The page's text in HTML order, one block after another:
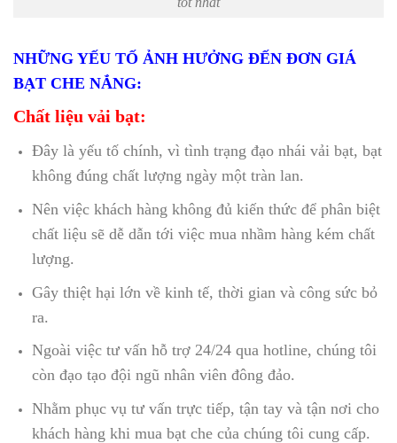
NHỮNG YẾU TỐ ẢNH HƯỞNG ĐẾN ĐƠN GIÁ
BẠT CHE NẮNG:
Chất liệu vải bạt:
Đây là yếu tố chính, vì tình trạng đạo nhái vải bạt, bạt
không đúng chất lượng ngày một tràn lan.
Nên việc khách hàng không đủ kiến thức để phân biệt
chất liệu sẽ dễ dẫn tới việc mua nhầm hàng kém chất
lượng.
Gây thiệt hại lớn về kinh tế, thời gian và công sức bỏ
ra.
Ngoài việc tư vấn hỗ trợ 24/24 qua hotline, chúng tôi
còn đạo tạo đội ngũ nhân viên đông đảo.
Nhằm phục vụ tư vấn trực tiếp, tận tay và tận nơi cho
khách hàng khi mua bạt che của chúng tôi cung cấp.